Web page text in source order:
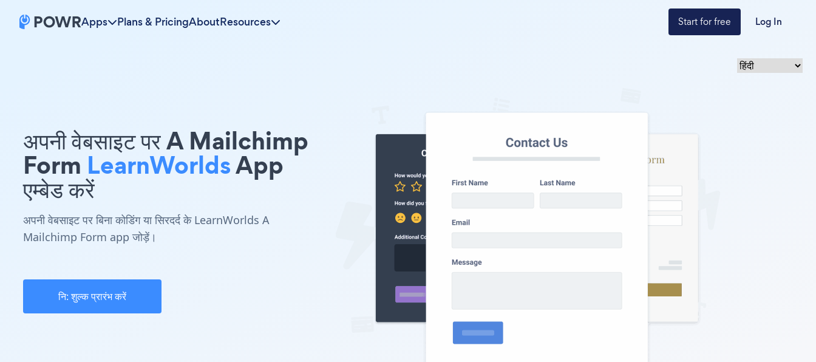
Apps Plans & PricingAboutResources Start for free Log In
अपनी वेबसाइट पर A Mailchimp
Form LearnWorldsApp
एम्बेड करें
अपनी वेबसाइट पर बिना कोडिंग या सिरदर्द के LearnWorlds A
Mailchimp Form app जोड़ें।
नि: शुल्क प्रारंभ करें